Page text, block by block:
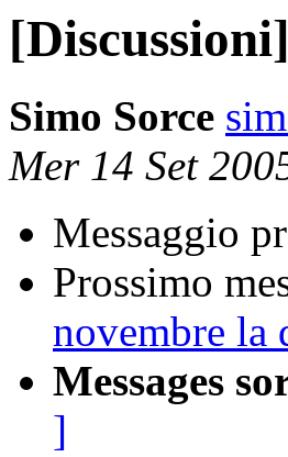
Simo Sorce
Mer 14 Set
Messaggio
Prossimo
novembre la
Messages
]